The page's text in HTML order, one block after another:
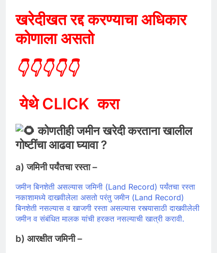
खरेदीखत रद्द करण्याचा अधिकार
कोणाला असतो
👇👇👇👇👇
येथे CLICK करा
कोणतीही जमीन खरेदी करताना खालील
गोष्टींचा आढवा घ्यावा ?
a) जमिनी पर्यंतचा रस्ता –
जमीन बिनशेती असल्यास जमिनी (Land Record) पर्यंतचा रस्ता
नकाशामध्ये दाखवीलेला असतो परंतु जमीन (Land Record)
बिनशेती नसल्यास व खाजगी रस्ता असल्यास रस्त्यासाठी दाखवीलेली
जमीन व संबंधित मालक यांची हरकत नसल्याची खात्री करावी.
b) आरक्षीत जमिनी –